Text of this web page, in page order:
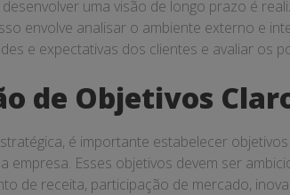
uma visão de longo prazo é
envolve analisar o ambiente externo e
e expectativas dos clientes e avaliar os
de Objetivos
é importante estabelecer
empresa. Esses objetivos devem ser
de receita, participação de mercado,